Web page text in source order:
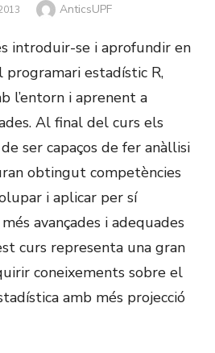
Author
AnticsUPF
introduir-se i aprofundir en
estadístic R,
l’entorn i aprenent a
Al final del curs els
ser capaços de fer anàllisi
obtingut competències
i aplicar per sí
avançades i adequades
curs representa una gran
coneixements sobre el
amb més projecció